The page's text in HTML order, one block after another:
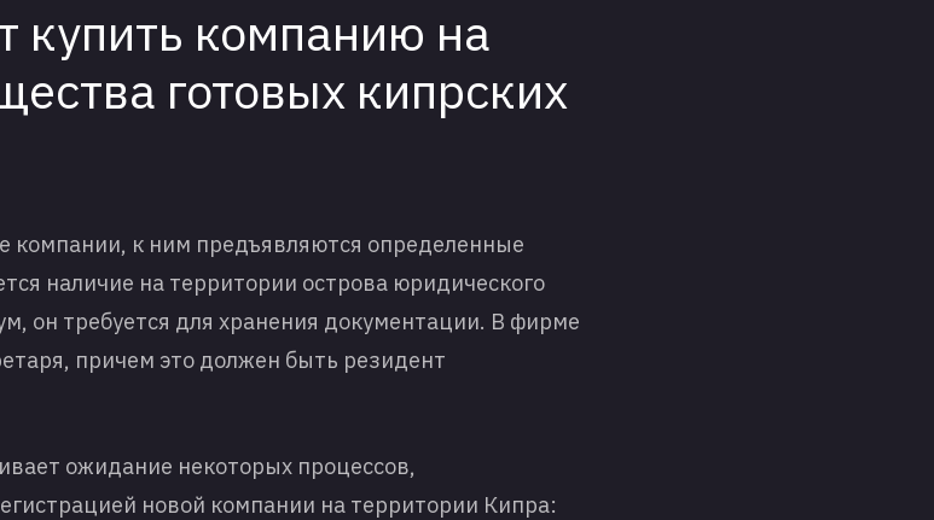
купить компанию на
готовых кипрских
компании, к ним предъявляются определенные
наличие на территории острова юридического
он требуется для хранения документации. В фирме
причем это должен быть резидент
ожидание некоторых процессов,
новой компании на территории Кипра: